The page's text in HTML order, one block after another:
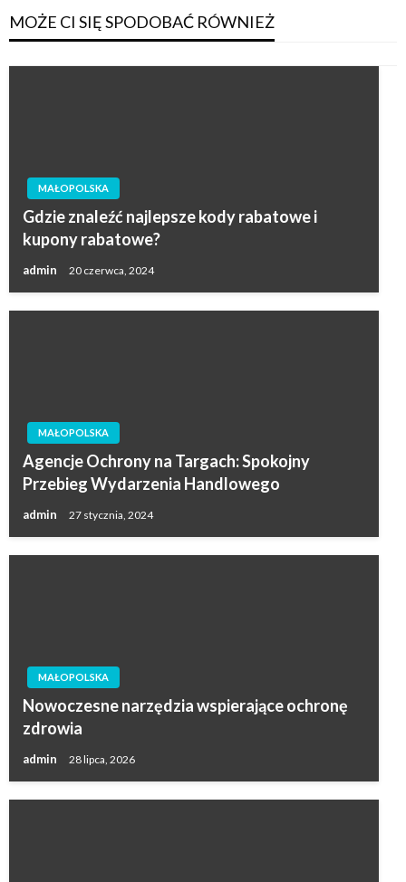
MOŻE CI SIĘ SPODOBAĆ RÓWNIEŻ
MAŁOPOLSKA
Gdzie znaleźć najlepsze kody rabatowe i
kupony rabatowe?
admin 20 czerwca, 2024
MAŁOPOLSKA
Agencje Ochrony na Targach: Spokojny
Przebieg Wydarzenia Handlowego
admin 27 stycznia, 2024
MAŁOPOLSKA
Nowoczesne narzędzia wspierające ochronę
zdrowia
admin 28 lipca, 2026